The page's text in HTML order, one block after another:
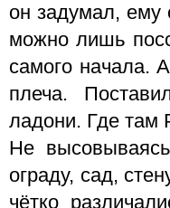
он задумал, ему
можно лишь
самого начала.
плеча.
ладони. Где там
Не
ограду, сад,
чётко